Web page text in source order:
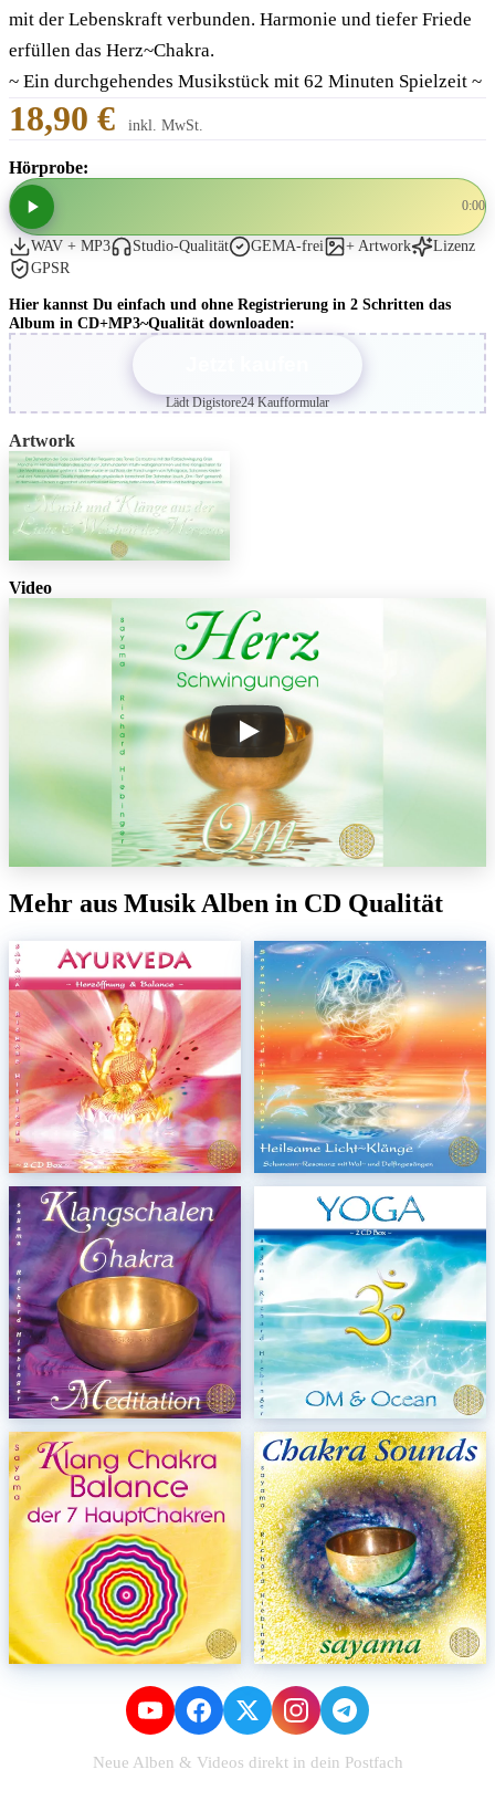
mit der Lebenskraft verbunden. Harmonie und tiefer Friede
erfüllen das Herz~Chakra.
~ Ein durchgehendes Musikstück mit 62 Minuten Spielzeit ~
18,90 € inkl. MwSt.
Hörprobe:
0:00
WAV + MP3 Studio-Qualität GEMA-frei + Artwork
Lizenz
GPSR
Hier kannst Du einfach und ohne Registrierung in 2 Schritten das
Album in CD+MP3~Qualität downloaden:
Lädt Digistore24 Kaufformular
Artwork
Video
Mehr aus Musik Alben in CD Qualität
Neue Alben & Videos direkt in dein Postfach